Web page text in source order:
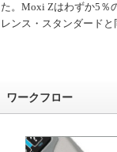
た。Moxi Zはわずか5％
レンス・スタンダードと
ワークフロー